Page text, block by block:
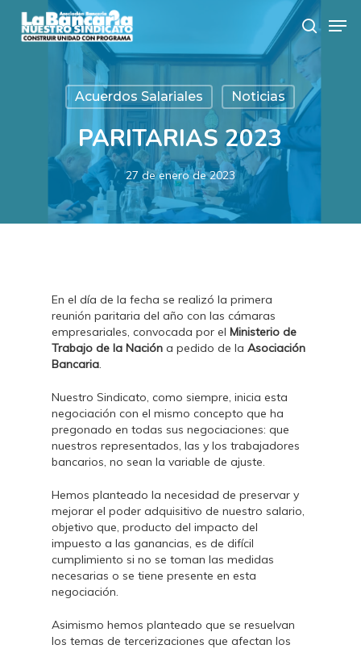
main
search
Acuerdos Salariales Noticias
PARITARIAS 2023
27 de enero de 2023
En el día de la fecha se realizó la primera
reunión paritaria del año con las cámaras
empresariales, convocada por el Ministerio de
Trabajo de la Nación a pedido de la Asociación
Bancaria.
Nuestro Sindicato, como siempre, inicia esta
negociación con el mismo concepto que ha
pregonado en todas sus negociaciones: que
nuestros representados, las y los trabajadores
bancarios, no sean la variable de ajuste.
Hemos planteado la necesidad de preservar y
mejorar el poder adquisitivo de nuestro salario,
objetivo que, producto del impacto del
impuesto a las ganancias, es de difícil
cumplimiento si no se toman las medidas
necesarias o se tiene presente en esta
negociación.
Asimismo hemos planteado que se resuelvan
los temas de tercerizaciones que afectan los